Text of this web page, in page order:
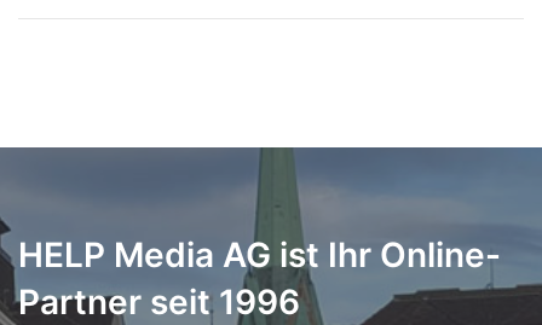
HELP Media AG ist Ihr Online-
Partner seit 1996